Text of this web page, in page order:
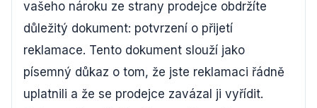
vašeho nároku ze strany prodejce obdržíte
důležitý dokument: potvrzení o přijetí
reklamace. Tento dokument slouží jako
písemný důkaz o tom, že jste reklamaci řádně
uplatnili a že se prodejce zavázal ji vyřídit.